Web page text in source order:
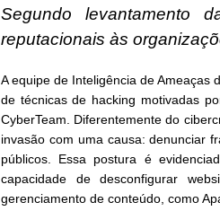
Segundo levantamento
reputacionais às
A equipe de Inteligência de Ameaças
de técnicas de hacking motivadas
CyberTeam. Diferentemente do
invasão com uma causa: denunciar
públicos. Essa postura é
capacidade de desconfigurar
gerenciamento de conteúdo, como